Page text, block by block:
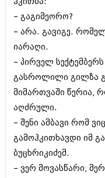
– გაგიმეორო?
– არა. გავიგე.
იარაღი.
– პირველ
გასროლილი გილზა
მიმართვაში წერია,
აღძრული.
– შენი ამბავი რომ
გამოჰკითხავდი იმ
ბუცხრიკიძემ.
– ვერ მოვასწარი,